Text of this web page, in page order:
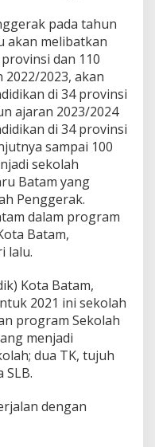
pada tahun
akan melibatkan
dan 110
2023, akan
di 34 provinsi
ajaran 2023/2024
di 34 provinsi
sampai 100
sekolah
Batam yang
Penggerak.
dalam program
Batam,
lalu.
Kota Batam,
2021 ini sekolah
program Sekolah
menjadi
dua TK, tujuh
SLB.
dengan